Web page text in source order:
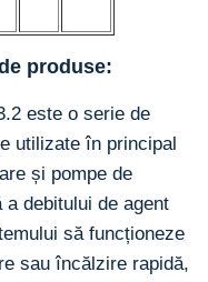
produse:
este o serie de
utilizate în principal
și pompe de
debitului de agent
să funcționeze
sau încălzire rapidă,